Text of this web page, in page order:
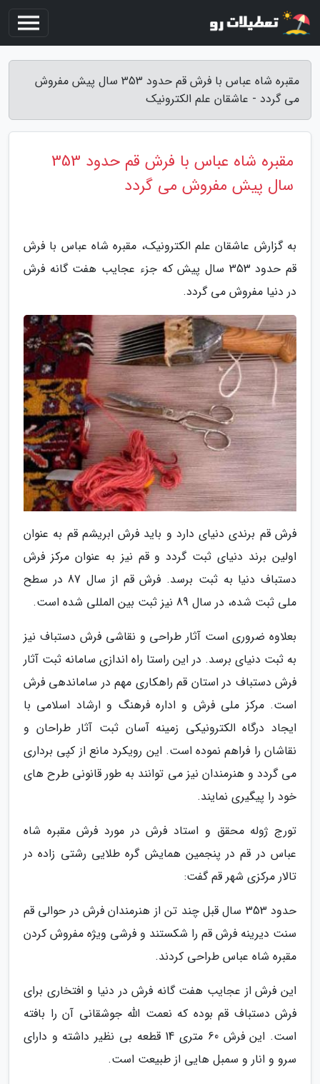
مقبره شاه عباس با فرش قم حدود 353 سال پیش مفروش
می گردد - عاشقان علم الکترونیک
مقبره شاه عباس با فرش قم حدود 353
سال پیش مفروش می گردد
به گزارش عاشقان علم الکترونیک، مقبره شاه عباس با فرش
قم حدود 353 سال پیش که جزء عجایب هفت گانه فرش
در دنیا مفروش می گردد.
فرش قم برندی دنیای دارد و باید فرش ابریشم قم به عنوان
اولین برند دنیای ثبت گردد و قم نیز به عنوان مرکز فرش
دستباف دنیا به ثبت برسد. فرش قم از سال 87 در سطح
ملی ثبت شده، در سال 89 نیز ثبت بین المللی شده است.
بعلاوه ضروری است آثار طراحی و نقاشی فرش دستباف نیز
به ثبت دنیای برسد. در این راستا راه اندازی سامانه ثبت آثار
فرش دستباف در استان قم راهکاری مهم در ساماندهی فرش
است. مرکز ملی فرش و اداره فرهنگ و ارشاد اسلامی با
ایجاد درگاه الکترونیکی زمینه آسان ثبت آثار طراحان و
نقاشان را فراهم نموده است. این رویکرد مانع از کپی برداری
می گردد و هنرمندان نیز می توانند به طور قانونی طرح های
خود را پیگیری نمایند.
تورج ژوله محقق و استاد فرش در مورد فرش مقبره شاه
عباس در قم در پنجمین همایش گره طلایی رشتی زاده در
تالار مرکزی شهر قم گفت:
حدود 353 سال قبل چند تن از هنرمندان فرش در حوالی قم
سنت دیرینه فرش قم را شکستند و فرشی ویژه مفروش کردن
مقبره شاه عباس طراحی کردند.
این فرش از عجایب هفت گانه فرش در دنیا و افتخاری برای
فرش دستباف قم بوده که نعمت الله جوشقانی آن را بافته
است. این فرش 60 متری 14 قطعه بی نظیر داشته و دارای
سرو و انار و سمبل هایی از طبیعت است.